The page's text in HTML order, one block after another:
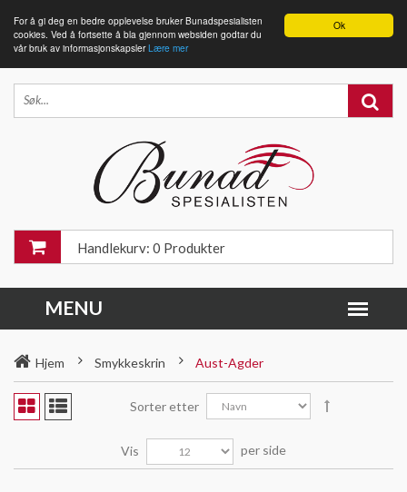
Ok
For å gi deg en bedre opplevelse bruker Bunadspesialisten
cookies. Ved å fortsette å bla gjennom websiden godtar du
vår bruk av informasjonskapslerLære mer
Handlekurv: 0 Produkter
Hjem Smykkeskrin Aust-Agder
Sorter etter
Vis per side